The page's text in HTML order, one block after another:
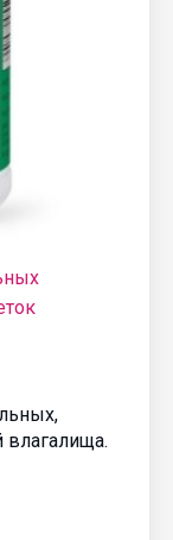
влагалища.